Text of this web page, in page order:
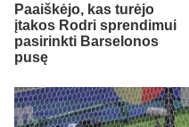
Paaiškėjo, kas turėjo
įtakos Rodri sprendimui
pasirinkti Barselonos
pusę